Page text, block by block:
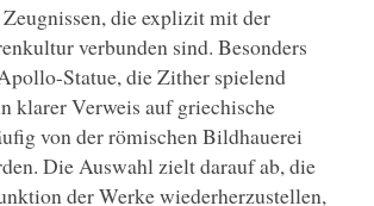
die explizit mit der
verbunden sind. Besonders
Statue, die Zither spielend
klarer Verweis auf griechische
von der römischen Bildhauerei
Die Auswahl zielt darauf ab, die
der Werke wiederherzustellen,